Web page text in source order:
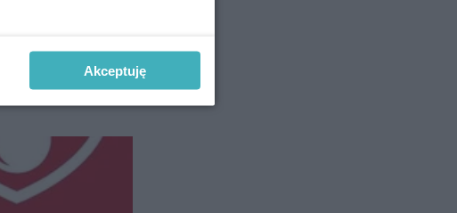
Akceptuję